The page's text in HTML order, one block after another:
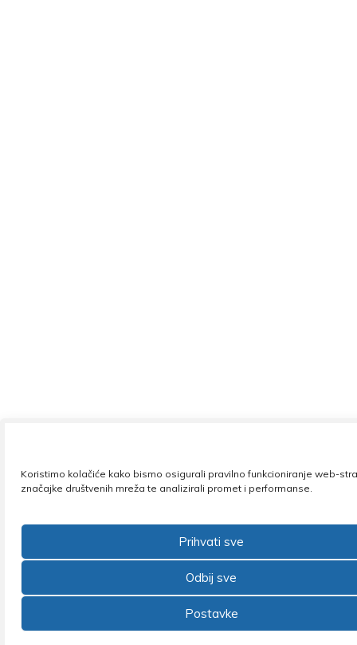
Koristimo kolačiće kako bismo osigurali pravilno funkcioniranje web-
značajke društvenih mreža te analizirali promet i performanse.
Prihvati sve
Odbij sve
Postavke